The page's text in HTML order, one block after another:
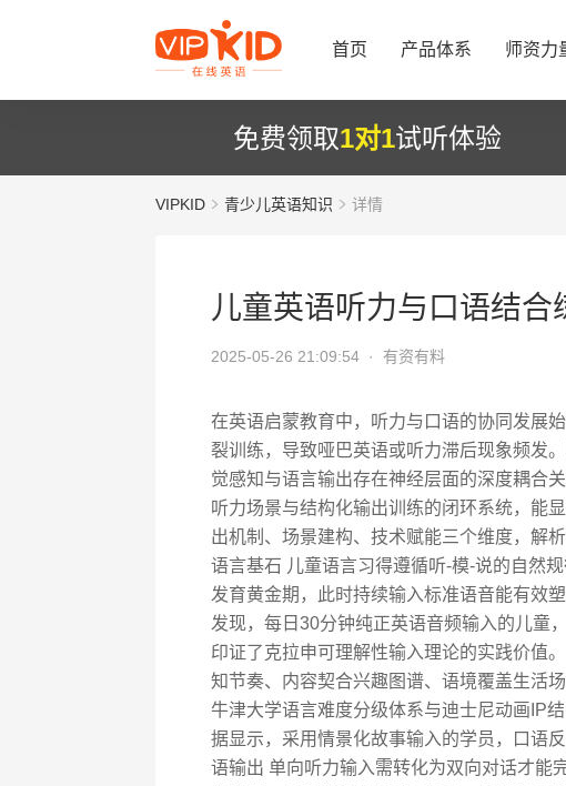
首页 产品体系 师资力
免费领取1对1试听体验
VIPKID 青少儿英语知识 详情
儿童英语听力与口语结合
2025-05-26 21:09:54 · 有资有料
在英语启蒙教育中，听力与口语的协同发展
裂训练，导致哑巴英语或听力滞后现象频发
觉感知与语言输出存在神经层面的深度耦合
听力场景与结构化输出训练的闭环系统，能
出机制、场景建构、技术赋能三个维度，解
语言基石 儿童语言习得遵循听-模-说的自然
发育黄金期，此时持续输入标准语音能有效
发现，每日30分钟纯正英语音频输入的儿童
印证了克拉申可理解性输入理论的实践价值
知节奏、内容契合兴趣图谱、语境覆盖生活
牛津大学语言难度分级体系与迪士尼动画IP
据显示，采用情景化故事输入的学员，口语
语输出 单向听力输入需转化为双向对话才能